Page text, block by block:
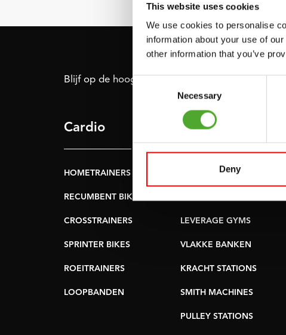
This website uses cookies
We use cookies to personalise
information about your use of
other information that you’ve
Consent
Necessary
Deny
Blijf op de hoogte: schrijf je in voor onze
Cardio
HOMETRAINERS
RECUMBENT BIKES
CROSSTRAINERS
SPRINTER BIKES
ROEITRAINERS
LOOPBANDEN
Kracht
POWER TOWERS
LEVERAGE GYMS
VLAKKE BANKEN
KRACHT STATIONS
SMITH MACHINES
PULLEY STATIONS